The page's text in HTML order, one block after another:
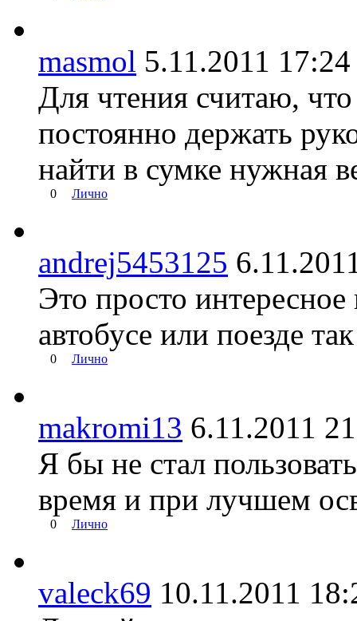
masmol 5.11.2011
Для чтения считаю,
постоянно держать
найти в сумке нужная
0 Лично
andrej5453125
Это просто
автобусе или поезде
0 Лично
makromi13 6.11.2011
Я бы не стал
время и при лучшем
0 Лично
valeck69 10.11.2011